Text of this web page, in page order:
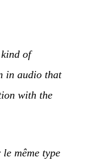
kind of
in audio that
with the
même type